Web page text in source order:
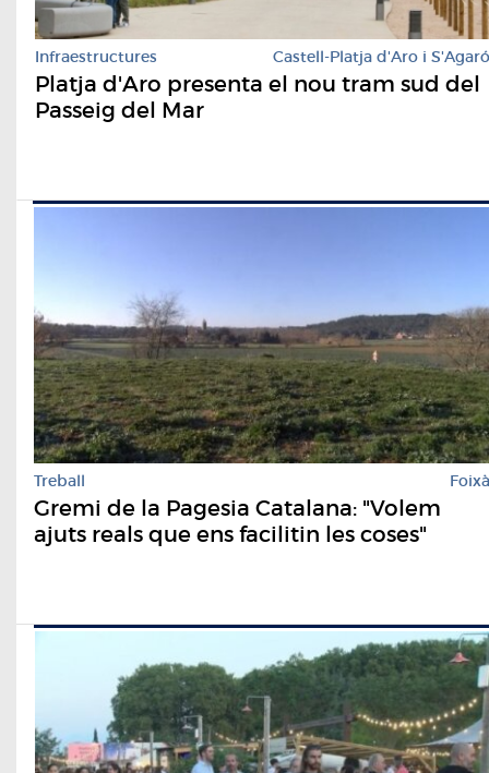
Infraestructures Castell-Platja d'Aro i S'Agaró
Platja d'Aro presenta el nou tram sud del
Passeig del Mar
Treball Foixà
Gremi de la Pagesia Catalana: "Volem
ajuts reals que ens facilitin les coses"